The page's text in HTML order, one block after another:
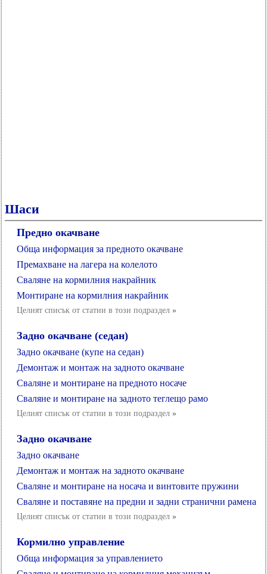
Шаси
Предно окачване
Обща информация за предното окачване
Премахване на лагера на колелото
Сваляне на кормилния накрайник
Монтиране на кормилния накрайник
Целият списък от статии в този подраздел »
Задно окачване (седан)
Задно окачване (купе на седан)
Демонтаж и монтаж на задното окачване
Сваляне и монтиране на предното носаче
Сваляне и монтиране на задното теглещо рамо
Целият списък от статии в този подраздел »
Задно окачване
Задно окачване
Демонтаж и монтаж на задното окачване
Сваляне и монтиране на носача и винтовите пружини
Сваляне и поставяне на предни и задни странични рамена
Целият списък от статии в този подраздел »
Кормилно управление
Обща информация за управлението